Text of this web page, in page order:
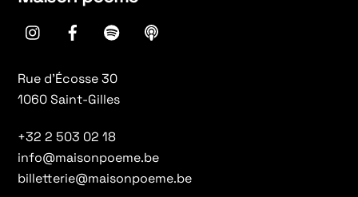
instagramFacebookspotify
Rue d’Écosse 30
1060 Saint-Gilles
+32 2 503 02 18
info@maisonpoeme.be
billetterie@maisonpoeme.be